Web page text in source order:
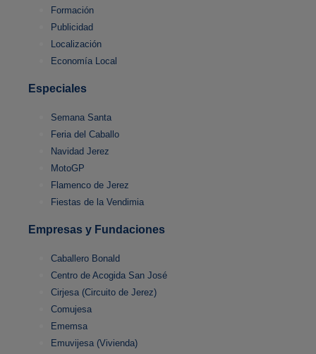
Formación
Publicidad
Localización
Economía Local
Especiales
Semana Santa
Feria del Caballo
Navidad Jerez
MotoGP
Flamenco de Jerez
Fiestas de la Vendimia
Empresas y Fundaciones
Caballero Bonald
Centro de Acogida San José
Cirjesa (Circuito de Jerez)
Comujesa
Ememsa
Emuvijesa (Vivienda)